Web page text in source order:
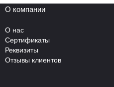
О компании
О нас
Сертификаты
Реквизиты
Отзывы клиентов